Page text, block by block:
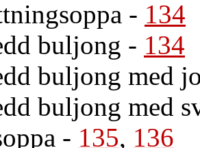
- 134
buljong - 134
buljong med
buljong med
- 135, 136